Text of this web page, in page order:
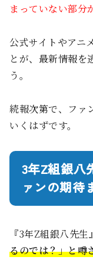
まっていない部分
公式サイトやアニ
とが、最新情報を
う。
続報次第で、ファ
いくはずです。
3年Z組銀八
ァンの期待
『3年Z組銀八先
るのでは？」と噂